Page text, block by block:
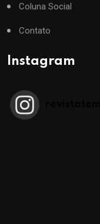
Coluna Social
Contato
Instagram